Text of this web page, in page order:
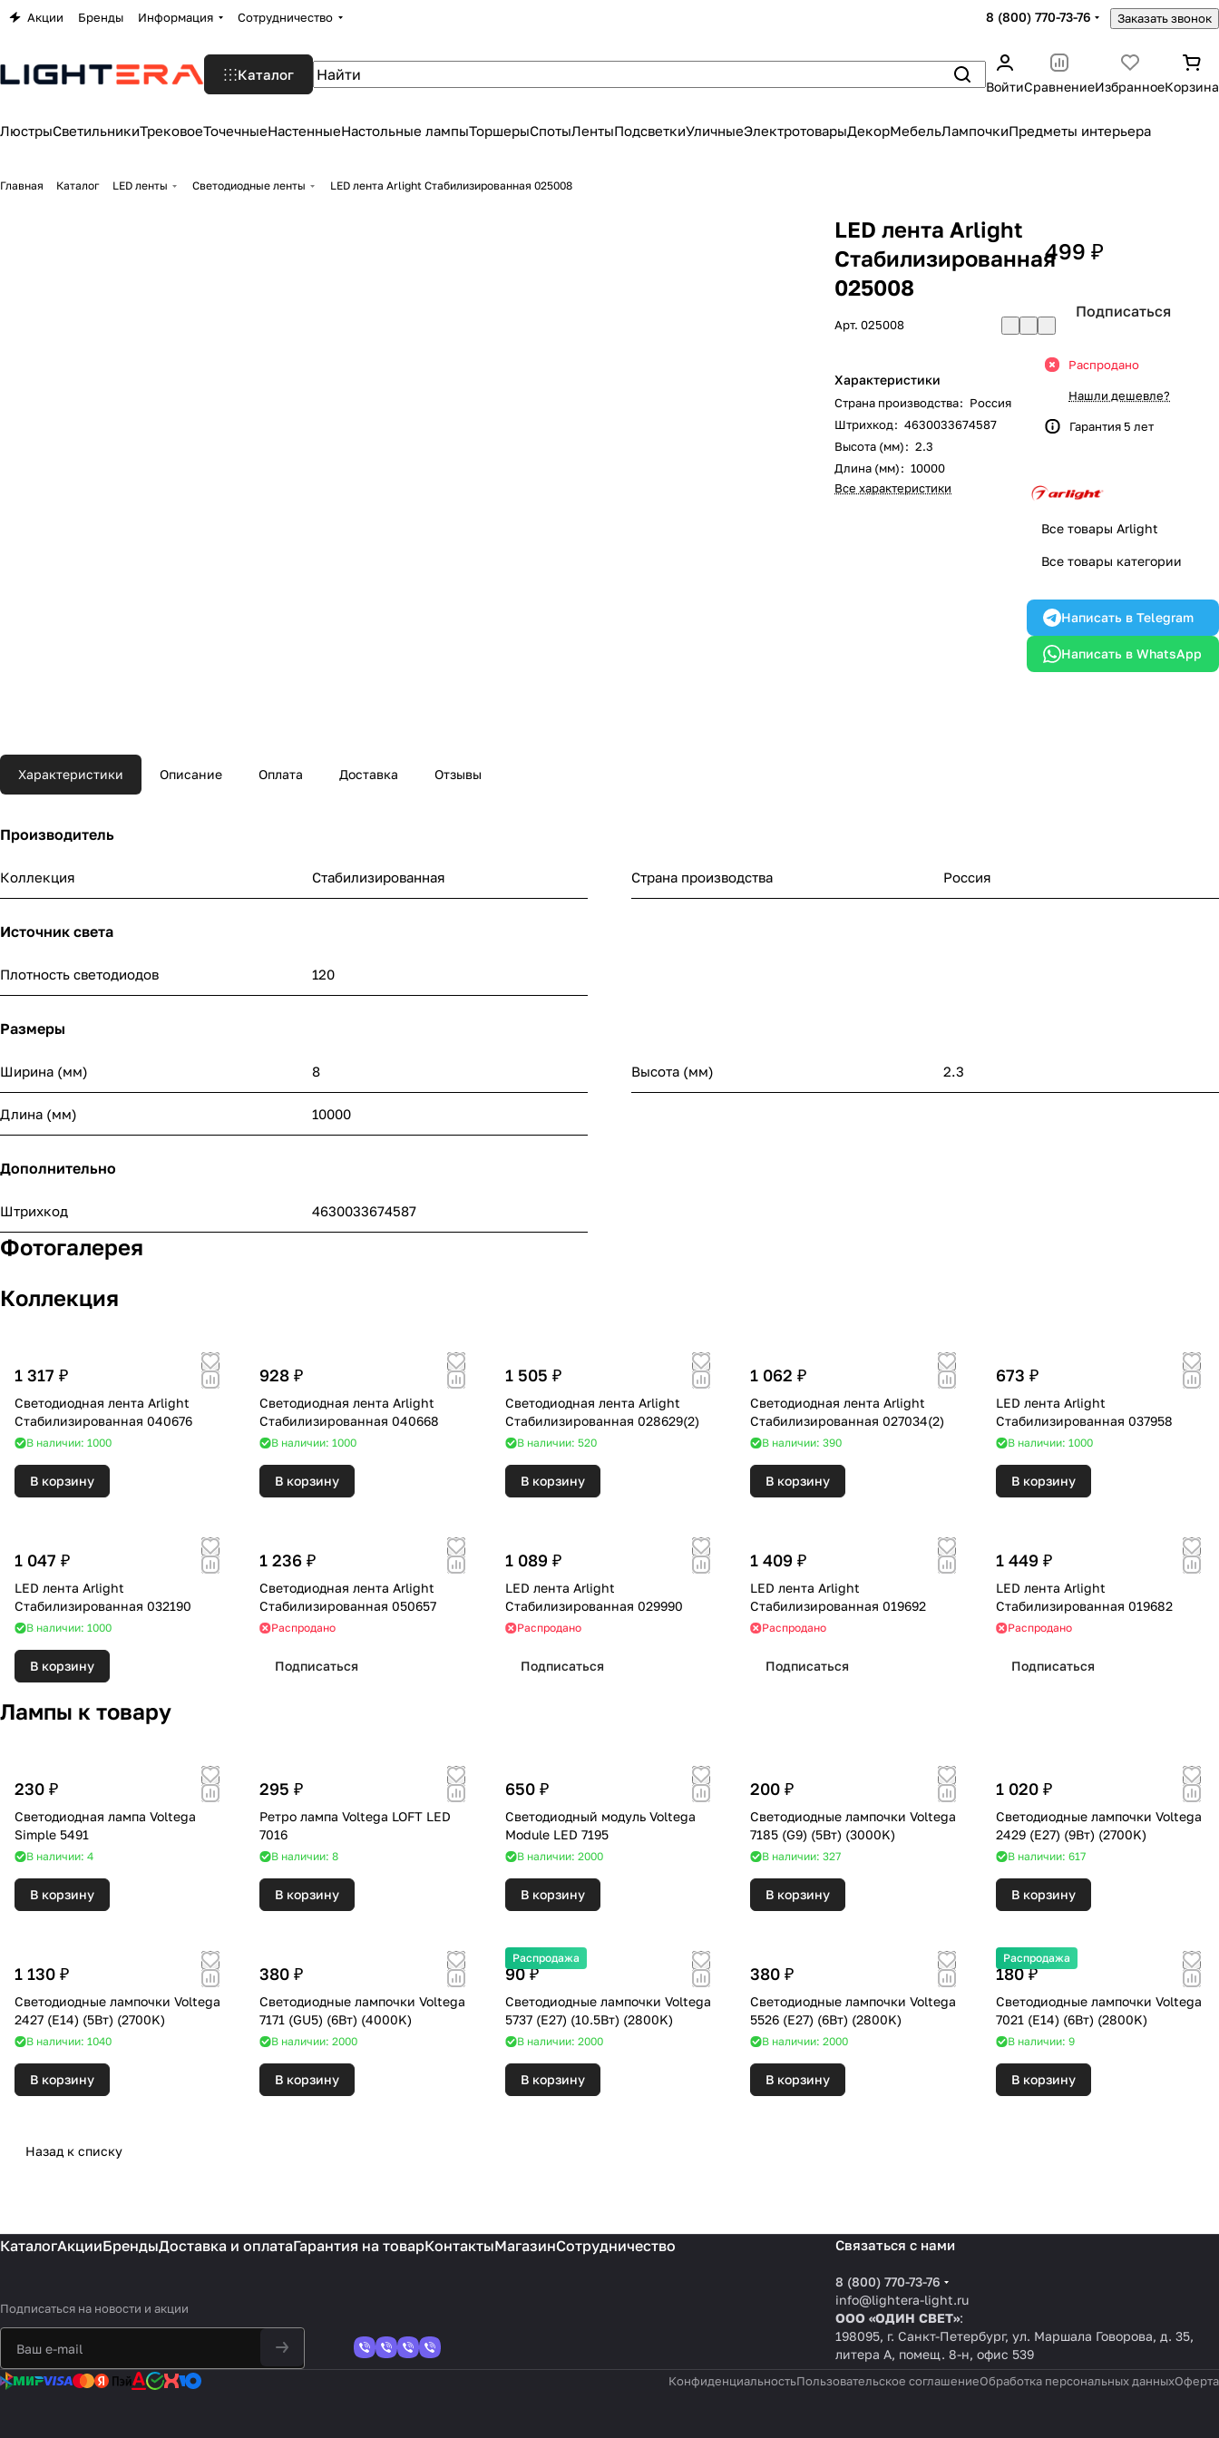
Акции Бренды Информация Сотрудничество 8 (800) 770-73-76 Заказать звонок
Каталог
ВойтиСравнениеИзбранноеКорзина
ЛюстрыСветильникиТрековоеТочечныеНастенныеНастольные лампыТоршерыСпотыЛентыПодсветкиУличныеЭлектротоварыДекорМебельЛампочкиПредметы интерьера
Главная Каталог LED ленты Светодиодные ленты LED лента Arlight Стабилизированная 025008
LED лента Arlight
Стабилизированная
025008
Арт. 025008
Характеристики
Страна производства: Россия
Штрихкод: 4630033674587
Высота (мм): 2.3
Длина (мм): 10000
Все характеристики
499 ₽
Подписаться
Распродано
Нашли дешевле?
Гарантия 5 лет
Все товары Arlight
Все товары категории
Написать в Telegram
Написать в WhatsApp
Характеристики Описание Оплата Доставка Отзывы
Производитель
Коллекция Стабилизированная Страна производства Россия
Источник света
Плотность светодиодов 120
Размеры
Ширина (мм) 8 Высота (мм) 2.3
Длина (мм) 10000
Дополнительно
Штрихкод 4630033674587
Фотогалерея
Коллекция
1 317 ₽
Светодиодная лента Arlight
Стабилизированная 040676
В наличии: 1000
В корзину
928 ₽
Светодиодная лента Arlight
Стабилизированная 040668
В наличии: 1000
В корзину
1 505 ₽
Светодиодная лента Arlight
Стабилизированная 028629(2)
В наличии: 520
В корзину
1 062 ₽
Светодиодная лента Arlight
Стабилизированная 027034(2)
В наличии: 390
В корзину
673 ₽
LED лента Arlight
Стабилизированная 037958
В наличии: 1000
В корзину
1 047 ₽
LED лента Arlight
Стабилизированная 032190
В наличии: 1000
В корзину
1 236 ₽
Светодиодная лента Arlight
Стабилизированная 050657
Распродано
Подписаться
1 089 ₽
LED лента Arlight
Стабилизированная 029990
Распродано
Подписаться
1 409 ₽
LED лента Arlight
Стабилизированная 019692
Распродано
Подписаться
1 449 ₽
LED лента Arlight
Стабилизированная 019682
Распродано
Подписаться
Лампы к товару
230 ₽
Светодиодная лампа Voltega
Simple 5491
В наличии: 4
В корзину
295 ₽
Ретро лампа Voltega LOFT LED
7016
В наличии: 8
В корзину
650 ₽
Светодиодный модуль Voltega
Module LED 7195
В наличии: 2000
В корзину
200 ₽
Светодиодные лампочки Voltega
7185 (G9) (5Вт) (3000K)
В наличии: 327
В корзину
1 020 ₽
Светодиодные лампочки Voltega
2429 (E27) (9Вт) (2700K)
В наличии: 617
В корзину
1 130 ₽
Светодиодные лампочки Voltega
2427 (E14) (5Вт) (2700K)
В наличии: 1040
В корзину
380 ₽
Светодиодные лампочки Voltega
7171 (GU5) (6Вт) (4000K)
В наличии: 2000
В корзину
Распродажа
90 ₽
Светодиодные лампочки Voltega
5737 (E27) (10.5Вт) (2800K)
В наличии: 2000
В корзину
380 ₽
Светодиодные лампочки Voltega
5526 (E27) (6Вт) (2800K)
В наличии: 2000
В корзину
Распродажа
180 ₽
Светодиодные лампочки Voltega
7021 (E14) (6Вт) (2800K)
В наличии: 9
В корзину
Назад к списку
КаталогАкцииБрендыДоставка и оплатаГарантия на товарКонтактыМагазинСотрудничество
Подписаться на новости и акции
Связаться с нами
8 (800) 770-73-76
info@lightera-light.ru
ООО «ОДИН СВЕТ»:
198095, г. Санкт-Петербург, ул. Маршала Говорова, д. 35,
литера А, помещ. 8-н, офис 539
КонфиденциальностьПользовательское соглашениеОбработка персональных данныхОферта